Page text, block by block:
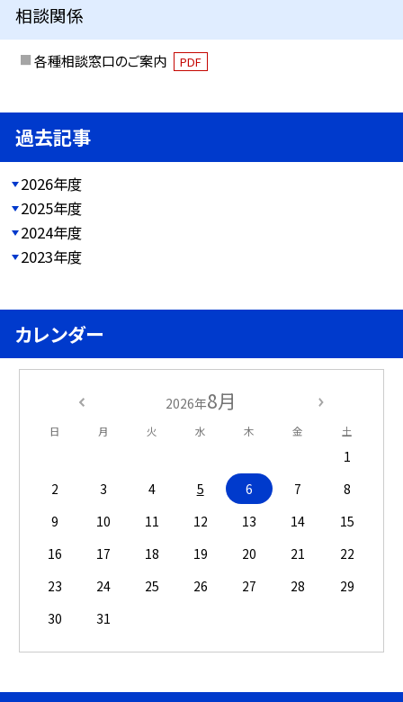
相談関係
各種相談窓口のご案内 PDF
過去記事
2026年度
2025年度
2024年度
2023年度
カレンダー
2026年8月
日 月 火 水 木 金 土
1
2
3 4 5 6 7
8
9
10 11 12 13 14
15
16
17 18 19 20 21
22
23
24 25 26 27 28
29
30
31